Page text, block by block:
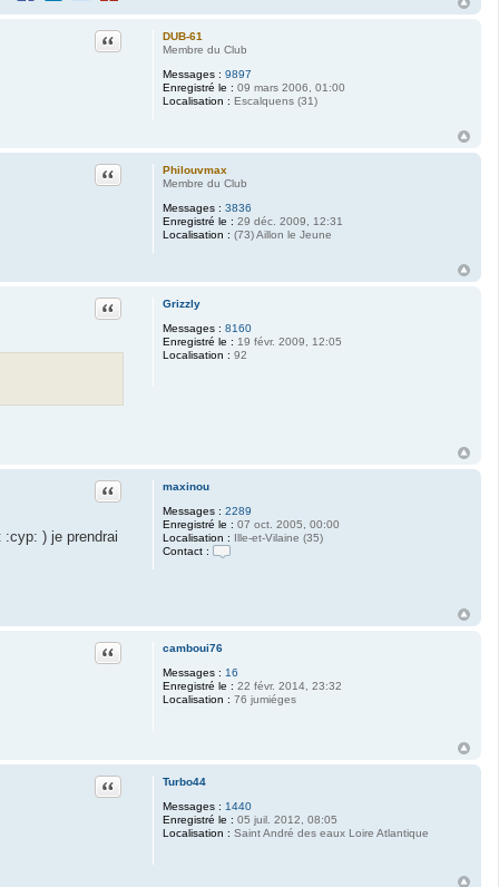
DUB-61
Membre du Club
Messages : 9897
Enregistré le : 09 mars 2006, 01:00
Localisation : Escalquens (31)
Citation
Philouvmax
Membre du Club
Messages : 3836
Enregistré le : 29 déc. 2009, 12:31
Localisation : (73) Aillon le Jeune
Citation
Grizzly
Messages : 8160
Enregistré le : 19 févr. 2009, 12:05
Localisation : 92
Citation
maxinou
Messages : 2289
Enregistré le : 07 oct. 2005, 00:00
Localisation : Ille-et-Vilaine (35)
Contact :
r
m
a
u
Citation
:cyp: ) je prendrai
camboui76
Messages : 16
Enregistré le : 22 févr. 2014, 23:32
Localisation : 76 jumiéges
Citation
Turbo44
Messages : 1440
Enregistré le : 05 juil. 2012, 08:05
Localisation : Saint André des eaux Loire Atlantique
Citation